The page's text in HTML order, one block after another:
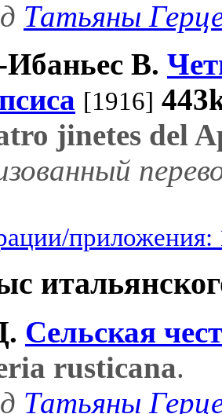
Татьяны
Ибаньес В.
[1916]
jinetes del
приложения:
Сельская
rusticana.
Татьяны